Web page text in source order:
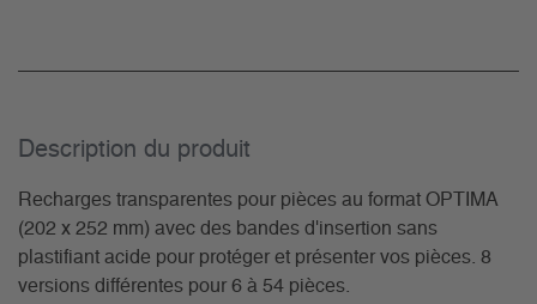
Description du­ produit
Recharges transparentes pour pièces au format OPTIMA
(202 x 252 mm) avec des bandes d'insertion sans
plastifiant acide pour protéger et présenter vos pièces. 8
versions différentes pour 6 à 54 pièces.